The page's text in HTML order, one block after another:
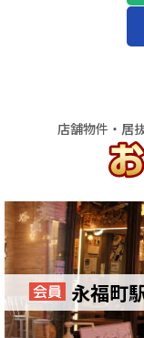
店舗物件・居
永福町